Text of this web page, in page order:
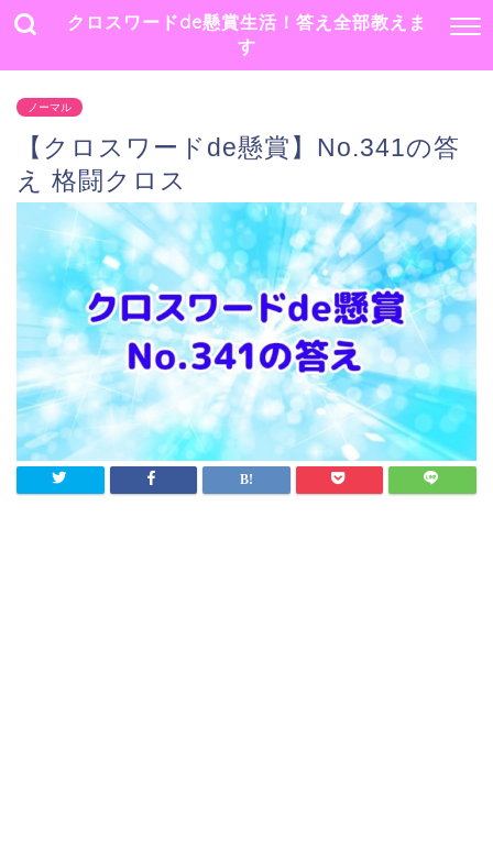
クロスワードde懸賞生活！答え全部教えま
す
ノーマル
【クロスワードde懸賞】No.341の答
え 格闘クロス